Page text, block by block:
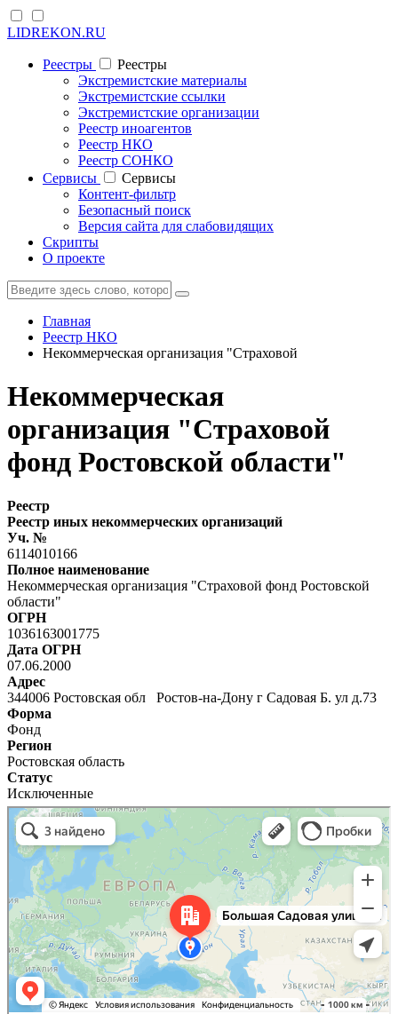
LIDREKON.RU
Реестры
Реестры
Экстремистские материалы
Экстремистские ссылки
Экстремистские организации
Реестр иноагентов
Реестр НКО
Реестр СОНКО
Cервисы
Cервисы
Контент-фильтр
Безопасный поиск
Версия сайта для слабовидящих
Скрипты
О проекте
Главная
Реестр НКО
Некоммерческая организация "Страховой
Некоммерческая
организация "Страховой
фонд Ростовской области"
Реестр
Реестр иных некоммерческих организаций
Уч. №
6114010166
Полное наименование
Некоммерческая организация "Страховой фонд Ростовской
области"
ОГРН
1036163001775
Дата ОГРН
07.06.2000
Адрес
344006 Ростовская обл Ростов-на-Дону г Садовая Б. ул д.73
Форма
Фонд
Регион
Ростовская область
Статус
Исключенные